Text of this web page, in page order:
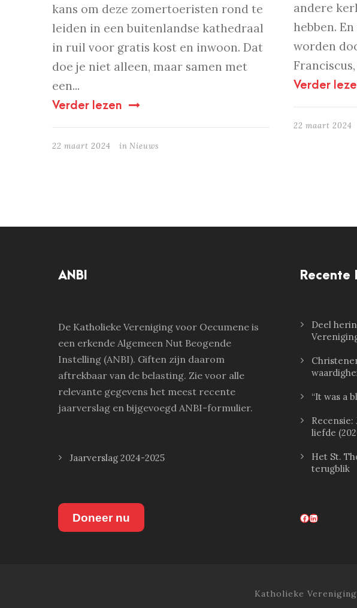
kans om deze zomertoeristen rond te
leiden in een buitenlandse kathedraal
in ruil voor gratis kost en inwoon. Dat
doe je niet alleen, maar samen met
een...
Verder lezen
22 maart 2024 in Nieuws
andere
hebben.
worden
Verder
22 maart 2024
ANBI
De Katholieke Vereniging voor Oecumene is
een erkende Algemeen Nut Beogende
Instelling (ANBI). Giften zijn daarom
aftrekbaar van de belasting. Zie voor alle
relevante gegevens het meest recente
jaarverslag en bijgevoegd ANBI-formulier.
Jaarverslag 2024-2025
Doneer nu
Recente
Deel
“It was a
Recensie:
liefde
Het St.
terugblik
Facebook LinkedIn
Katholieke